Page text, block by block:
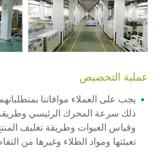
عملية التخصيص
يجب على العملاء موافاتنا
ذلك سرعة المحرك الرئيسي
وقياس العبوات وطريقة تغليف
تعبئتها ومواد الطلاء وغيرها من